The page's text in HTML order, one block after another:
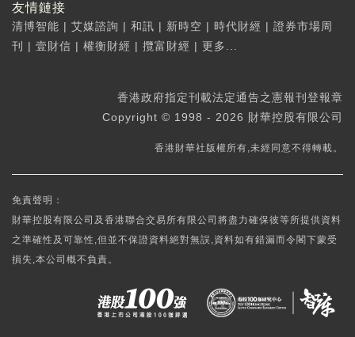
友情鏈接
清博智能 | 艾媒諮詢 | 和訊 | 新時空 | 時代財經 | 證券市場周
刊
| 壹財信 | 權衡財經 | 攬富財經 | 更多...
香港政府指定刊載法定通告之憲報刊登報章
Copyright © 1998 - 2026 財華控股有限公司
香港財華社版權所有,未經同意不得轉載。
免責聲明：
財華控股有限公司及香港聯合交易所有限公司將盡力確保彼等所提供資料
之準確性及可靠性,但並不保證資料絕對無誤,資料如有錯漏而令閣下蒙受
損失,本公司概不負責。